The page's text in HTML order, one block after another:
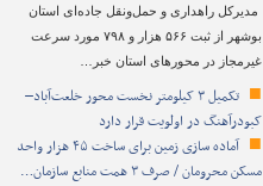
مدیرکل راهداری و حمل‌ونقل جاده‌ای استان
بوشهر از ثبت ۵۶۶ هزار و ۷۹۸ مورد سرعت
غیرمجاز در محورهای استان خبر…
تکمیل ۳ کیلومتر نخست محور خلعت‌آباد–
کبودرآهنگ در اولویت قرار دارد
آماده سازی زمین برای ساخت ۴۵ هزار واحد
مسکن محرومان / صرف ۳ همت منابع سازمان…